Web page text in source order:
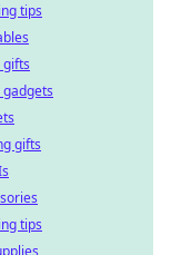
tips
gifts
tips